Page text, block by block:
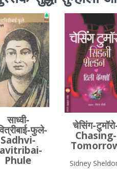
साध्वी-
फुले-
Sadhvi-
Phule
चेसिंग-
Chasing-
Sidney